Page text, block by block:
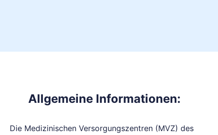
Allgemeine Informationen:
Die Medizinischen Versorgungszentren (MVZ) des